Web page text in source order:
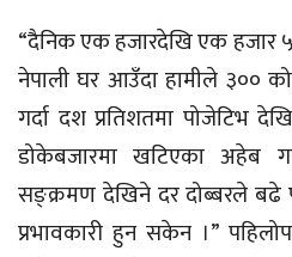
“दैनिक एक हजारदेखि एक हजार
नेपाली घर आउँदा हामीले ३०० को
गर्दा दश प्रतिशतमा पोजेटिभ
डोकेबजारमा खटिएका अहेब
सङ्क्रमण देखिने दर दोब्बरले बढे
प्रभावकारी हुन सकेन ।”